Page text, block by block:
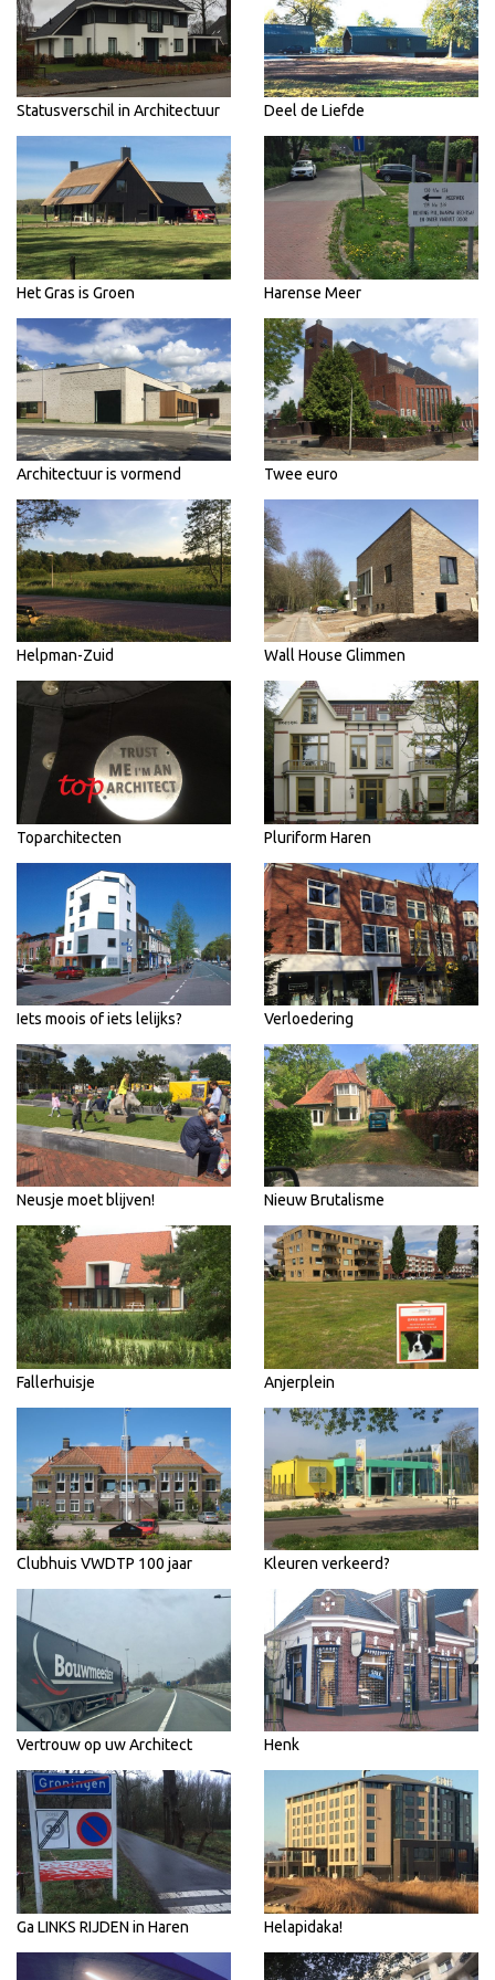
Statusverschil in Architectuur Deel de Liefde
Het Gras is Groen Harense Meer
Architectuur is vormend Twee euro
Helpman-Zuid Wall House Glimmen
Toparchitecten Pluriform Haren
Iets moois of iets lelijks? Verloedering
Neusje moet blijven! Nieuw Brutalisme
Fallerhuisje Anjerplein
Clubhuis VWDTP 100 jaar Kleuren verkeerd?
Vertrouw op uw Architect Henk
Ga LINKS RIJDEN in Haren Helapidaka!